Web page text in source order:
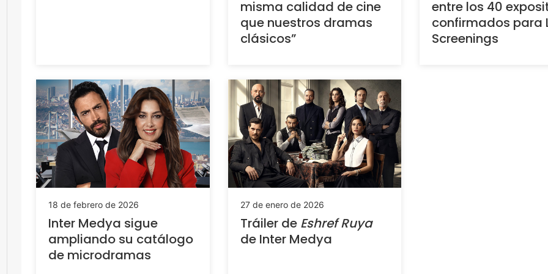
misma calidad de cine
que nuestros dramas
clásicos”
entre los 40
confirmados para
Screenings
18 de febrero de 2026
Inter Medya sigue
ampliando su catálogo
de microdramas
27 de enero de 2026
Tráiler de Eshref Ruya
de Inter Medya